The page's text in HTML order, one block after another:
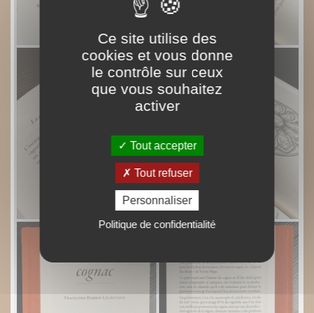
Ce site utilise des
cookies et vous donne
le contrôle sur ceux
que vous souhaitez
activer
Tout accepter
Tout refuser
Personnaliser
Politique de confidentialité